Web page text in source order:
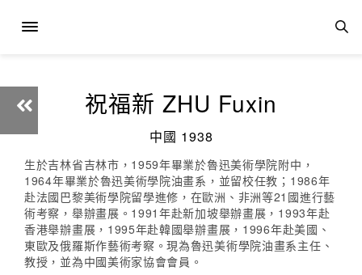
祝福新 ZHU Fuxin
中國 1938
生於吉林省吉林市，1959年畢業於魯迅美術學院附中，
1964年畢業於魯迅美術學院油畫系，並留校任教；1986年
赴法國巴黎美術學院留學進修，在歐洲、非洲等21國進行藝
術考察，舉辦畫展。1991年赴新加坡舉辦畫展，1993年赴
香港舉辦畫展，1995年赴韓國舉辦畫展，1996年赴美國、
東歐及俄羅斯作藝術考察。現為魯迅美術學院油畫系主任、
教授，並為中國美術家協會會員。